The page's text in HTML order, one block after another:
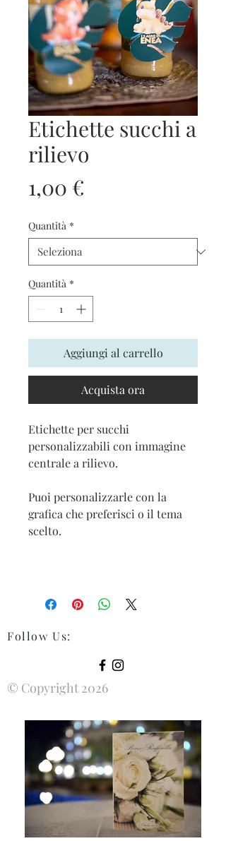
Etichette succhi a
rilievo
1,00 €
Quantità *
Quantità *
Aggiungi al carrello
Acquista ora
Etichette per succhi
personalizzabili con immagine
centrale a rilievo.
Puoi personalizzarle con la
grafica che preferisci o il tema
scelto.
Follow Us:
© Copyright 2026